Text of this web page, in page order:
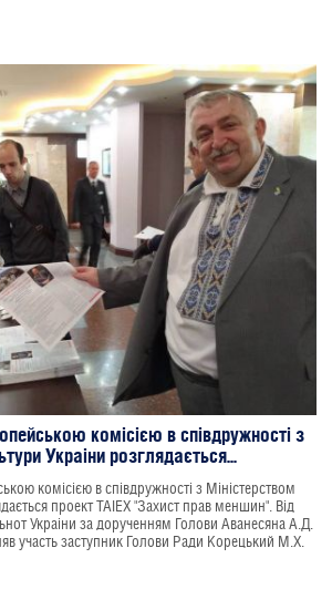
і високу оцінку моєї діяльності, за спільну
за особливі заслуги перед Українським народом.
комісією в співдружності з
Украіни розглядається...
комісією в співдружності з Міністерством
проект TAIEX "Захист прав меншин". Від
Украіни за дорученням Голови Аванесяна А.Д.
участь заступник Голови Ради Корецький М.Х.